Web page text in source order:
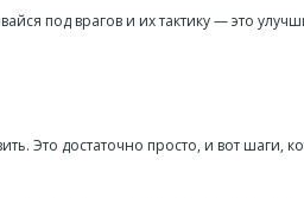
под врагов и их тактику — это
Это достаточно просто, и вот шаги,